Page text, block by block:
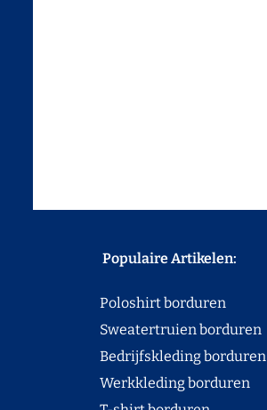
Populaire Artikelen:
Poloshirt borduren
Sweatertruien borduren
Bedrijfskleding borduren
Werkkleding borduren